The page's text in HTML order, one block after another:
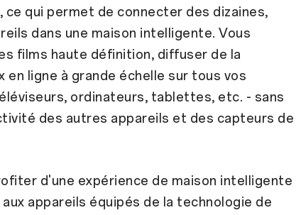
ce qui permet de connecter des dizaines,
dans une maison intelligente. Vous
films haute définition, diffuser de la
en ligne à grande échelle sur tous vos
ordinateurs, tablettes, etc. - sans
des autres appareils et des capteurs de
d'une expérience de maison intelligente
appareils équipés de la technologie de